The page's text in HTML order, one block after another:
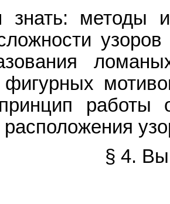
знать: методы
принцип
расположения
§ 4.